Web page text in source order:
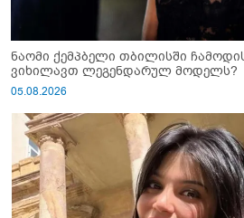
ნაომი ქემპბელი თბილისში
ვიხილავთ ლეგენდარულ მოდელს?
05.08.2026